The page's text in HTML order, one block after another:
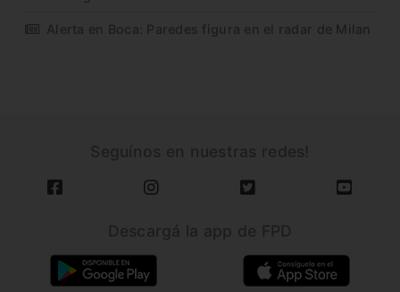
Alerta en Boca: Paredes figura en el radar de Milan